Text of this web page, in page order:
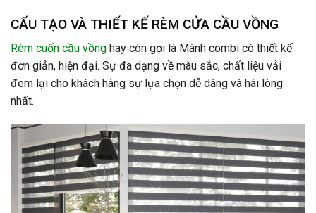
CẤU TẠO VÀ THIẾT KẾ RÈM CỬA CẦU VỒNG
Rèm cuốn cầu vồng hay còn gọi là Mành combi có thiết kế
đơn giản, hiện đại. Sự đa dạng về màu sắc, chất liệu vải
đem lại cho khách hàng sự lựa chọn dễ dàng và hài lòng
nhất.